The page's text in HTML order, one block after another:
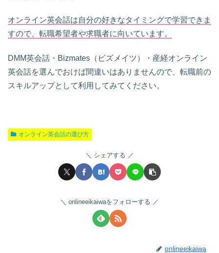
オンライン英会話は自分の好きなタイミングで学習できま
すので、転職希望者や求職者に向いています。
DMM英会話・Bizmates（ビズメイツ）・産経オンライン
英会話を選んでおけば間違いはありませんので、転職前の
スキルアップとして利用してみてください。
オンライン英会話の選び方
シェアする
onlineeikaiwaをフォローする
onlineeikaiwa